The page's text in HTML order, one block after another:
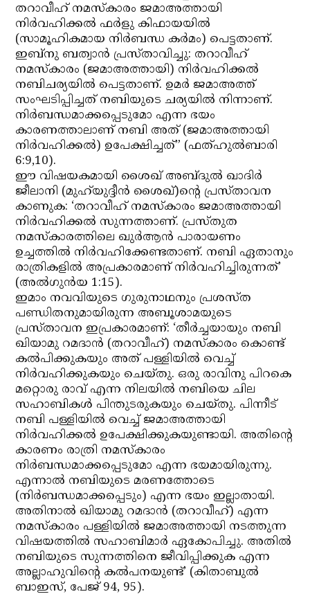
തറാവീഹ് നമസ്‌കാരം ജമാഅത്തായി
നിര്‍വഹിക്കല്‍ ഫര്‍ളു കിഫായയില്‍
(സാമൂഹികമായ നിര്‍ബന്ധ കര്‍മം) പെട്ടതാണ്.
ഇബ്‌നു ബത്വാന്‍ പ്രസ്താവിച്ചു: തറാവീഹ്
നമസ്‌കാരം (ജമാഅത്തായി) നിര്‍വഹിക്കല്‍
നബിചര്യയില്‍ പെട്ടതാണ്. ഉമര്‍ ജമാഅത്ത്
സംഘടിപ്പിച്ചത് നബിയുടെ ചര്യയില്‍ നിന്നാണ്.
നിര്‍ബന്ധമാക്കപ്പെടുമോ എന്ന ഭയം
കാരണത്താലാണ് നബി അത് (ജമാഅത്തായി
നിര്‍വഹിക്കല്‍) ഉപേക്ഷിച്ചത്” (ഫത്ഹുല്‍ബാരി
6:9,10).
ഈ വിഷയകമായി ശൈഖ് അബ്ദുല്‍ ഖാദിര്‍
ജീലാനി (മുഹ്‌യുദ്ദീന്‍ ശൈഖ്)ന്റെ പ്രസ്താവന
കാണുക: ‘തറാവീഹ് നമസ്‌കാരം ജമാഅത്തായി
നിര്‍വഹിക്കല്‍ സുന്നത്താണ്. പ്രസ്തുത
നമസ്‌കാരത്തിലെ ഖുര്‍ആന്‍ പാരായണം
ഉച്ചത്തില്‍ നിര്‍വഹിക്കേണ്ടതാണ്. നബി ഏതാനും
രാത്രികളില്‍ അപ്രകാരമാണ് നിര്‍വഹിച്ചിരുന്നത്’
(അല്‍ഗുന്‍യ 1:15).
ഇമാം നവവിയുടെ ഗുരുനാഥനും പ്രശസ്ത
പണ്ഡിതനുമായിരുന്ന അബൂശാമയുടെ
പ്രസ്താവന ഇപ്രകാരമാണ്: ‘തീര്‍ച്ചയായും നബി
ഖിയാമു റമദാന്‍ (തറാവീഹ്) നമസ്‌കാരം കൊണ്ട്
കല്‍പിക്കുകയും അത് പള്ളിയില്‍ വെച്ച്
നിര്‍വഹിക്കുകയും ചെയ്തു. ഒരു രാവിനു പിറകെ
മറ്റൊരു രാവ് എന്ന നിലയില്‍ നബിയെ ചില
സഹാബികള്‍ പിന്തുടരുകയും ചെയ്തു. പിന്നീട്
നബി പള്ളിയില്‍ വെച്ച് ജമാഅത്തായി
നിര്‍വഹിക്കല്‍ ഉപേക്ഷിക്കുകയുണ്ടായി. അതിന്റെ
കാരണം രാത്രി നമസ്‌കാരം
നിര്‍ബന്ധമാക്കപ്പെടുമോ എന്ന ഭയമായിരുന്നു.
എന്നാല്‍ നബിയുടെ മരണത്തോടെ
(നിര്‍ബന്ധമാക്കപ്പെടും) എന്ന ഭയം ഇല്ലാതായി.
അതിനാല്‍ ഖിയാമു റമദാന്‍ (തറാവീഹ്) എന്ന
നമസ്‌കാരം പള്ളിയില്‍ ജമാഅത്തായി നടത്തുന്ന
വിഷയത്തില്‍ സഹാബിമാര്‍ ഏകോപിച്ചു. അതില്‍
നബിയുടെ സുന്നത്തിനെ ജീവിപ്പിക്കുക എന്ന
അല്ലാഹുവിന്റെ കല്‍പനയുണ്ട്’ (കിതാബുല്‍
ബാഇസ്, പേജ് 94, 95).